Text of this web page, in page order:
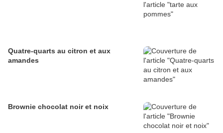
Quatre-quarts au citron et aux
amandes
Brownie chocolat noir et noix